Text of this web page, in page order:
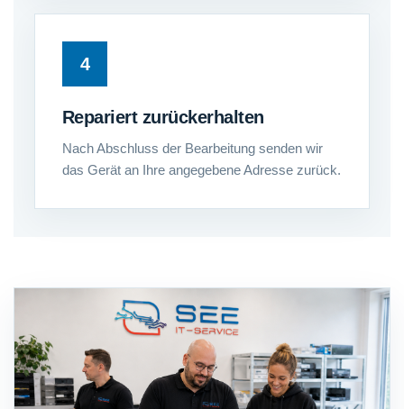
Repariert zurückerhalten
Nach Abschluss der Bearbeitung senden wir
das Gerät an Ihre angegebene Adresse zurück.